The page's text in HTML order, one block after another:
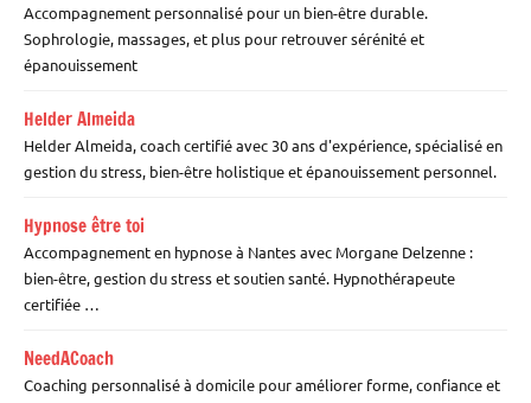
Accompagnement personnalisé pour un bien-être durable.
Sophrologie, massages, et plus pour retrouver sérénité et
épanouissement
Helder Almeida
Helder Almeida, coach certifié avec 30 ans d'expérience, spécialisé en
gestion du stress, bien-être holistique et épanouissement personnel.
Hypnose être toi
Accompagnement en hypnose à Nantes avec Morgane Delzenne :
bien-être, gestion du stress et soutien santé. Hypnothérapeute
certifiée …
NeedACoach
Coaching personnalisé à domicile pour améliorer forme, confiance et